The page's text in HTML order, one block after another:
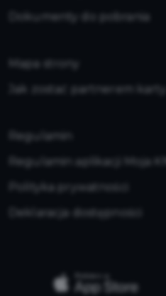
Dokumenty do pobrania
Mapa strony
Jak zostać partnerem karty
Regulamin
Regulamin aplikacji Moja KN
Polityka prywatności
Deklaracja dostępności